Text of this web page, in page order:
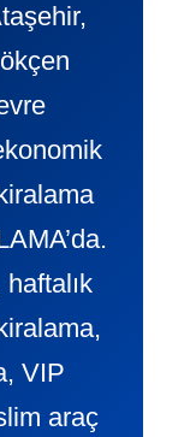
VIP
araç